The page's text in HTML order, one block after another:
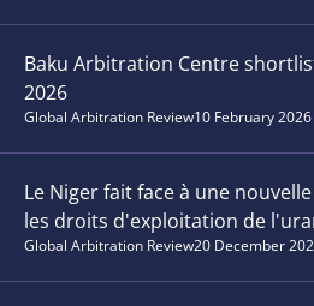
Baku Arbitration Centre
2026
Global Arbitration Review10 February 2026
Le Niger fait face à une
les droits d'exploitation de
Global Arbitration Review20 December